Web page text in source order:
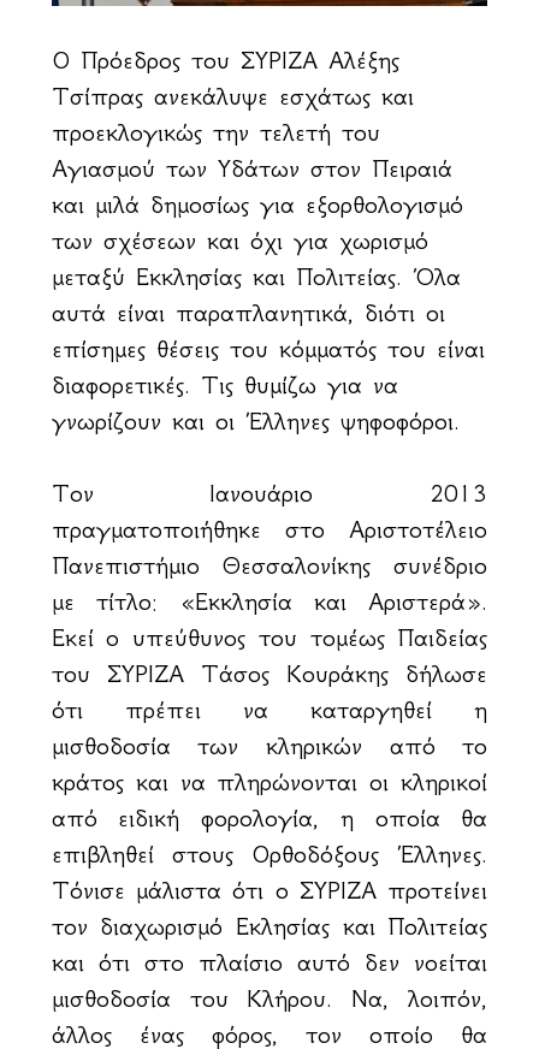
Ο Πρόεδρος του ΣΥΡΙΖΑ Αλέξης
Τσίπρας ανεκάλυψε εσχάτως και
προεκλογικώς την τελετή του
Αγιασμού των Υδάτων στον Πειραιά
και μιλά δημοσίως για εξορθολογισμό
των σχέσεων και όχι για χωρισμό
μεταξύ Εκκλησίας και Πολιτείας. Όλα
αυτά είναι παραπλανητικά, διότι οι
επίσημες θέσεις του κόμματός του είναι
διαφορετικές. Τις θυμίζω για να
γνωρίζουν και οι Έλληνες ψηφοφόροι.
Τον Ιανουάριο 2013
πραγματοποιήθηκε στο Αριστοτέλειο
Πανεπιστήμιο Θεσσαλονίκης συνέδριο
με τίτλο: «Εκκλησία και Αριστερά».
Εκεί ο υπεύθυνος του τομέως Παιδείας
του ΣΥΡΙΖΑ Τάσος Κουράκης δήλωσε
ότι πρέπει να καταργηθεί η
μισθοδοσία των κληρικών από το
κράτος και να πληρώνονται οι κληρικοί
από ειδική φορολογία, η οποία θα
επιβληθεί στους Ορθοδόξους Έλληνες.
Τόνισε μάλιστα ότι ο ΣΥΡΙΖΑ προτείνει
τον διαχωρισμό Εκλησίας και Πολιτείας
και ότι στο πλαίσιο αυτό δεν νοείται
μισθοδοσία του Κλήρου. Να, λοιπόν,
άλλος ένας φόρος, τον οποίο θα